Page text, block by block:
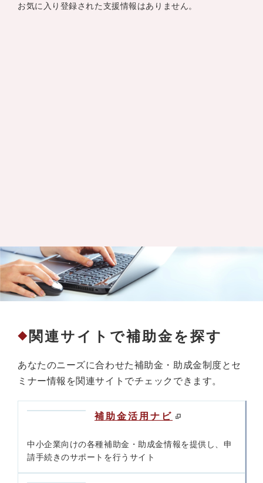
お気に入り登録された支援情報はありません。
◆ 関連サイトで補助金を探す
あなたのニーズに合わせた補助金・助成金制度とセ
ミナー情報を関連サイトでチェックできます。
補助金活用ナビ
中小企業向けの各種補助金・助成金情報を提供し、申
請手続きのサポートを行うサイト